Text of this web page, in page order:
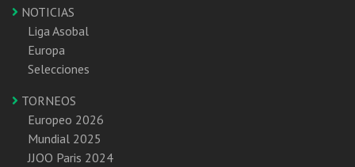
NOTICIAS
Liga Asobal
Europa
Selecciones
TORNEOS
Europeo 2026
Mundial 2025
JJOO Paris 2024